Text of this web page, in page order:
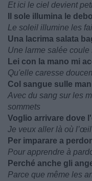
Et ici le ciel devient
Il sole illumina le
Le soleil illumine les
Una lacrima salata
Une larme salée coule
Lei con la mano mi
Qu'elle caresse
Col sangue sulle
Avec du sang sur les
sommets
Voglio arrivare dove
Je veux aller là où
Per imparare a
Pour apprendre à
Perché anche gli
Parce que même les